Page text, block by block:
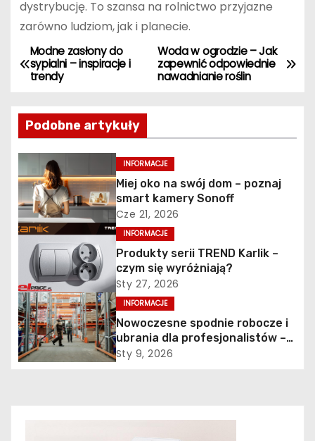
dystrybucję. To szansa na rolnictwo przyjazne
zarówno ludziom, jak i planecie.
N
w
i
g
a
c
a
w
p
Woda w ogrodzie – Jak
zapewnić odpowiednie
nawadnianie roślin
Modne zasłony do
sypialni – inspiracje i
trendy
Podobne artykuły
INFORMACJE
Miej oko na swój dom – poznaj
smart kamery Sonoff
Cze 21, 2026
INFORMACJE
Produkty serii TREND Karlik –
czym się wyróżniają?
Sty 27, 2026
INFORMACJE
Nowoczesne spodnie robocze i
ubrania dla profesjonalistów –
jak połączyć komfort z
Sty 9, 2026